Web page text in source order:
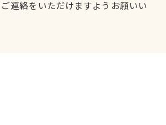
連絡をいただけますようお願いい